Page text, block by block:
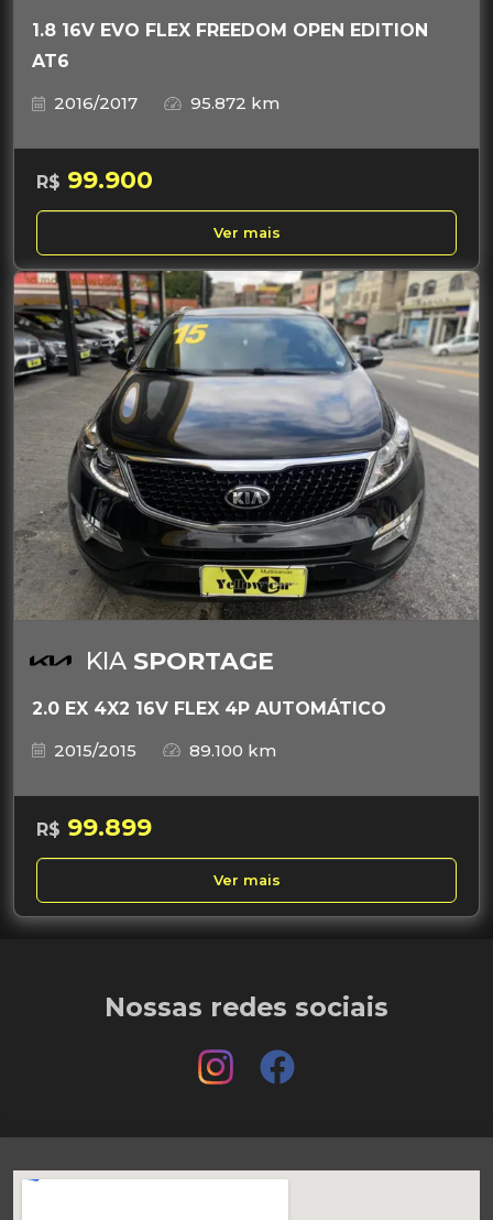
1.8 16V EVO FLEX FREEDOM OPEN EDITION
AT6
2016/2017
95.872 km
R$ 99.900
Ver mais
KIA SPORTAGE
2.0 EX 4X2 16V FLEX 4P AUTOMÁTICO
2015/2015
89.100 km
R$ 99.899
Ver mais
Nossas redes sociais